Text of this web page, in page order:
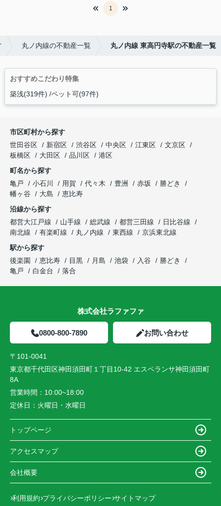
1
丸ノ内線の不動産一覧 丸ノ内線 東高円寺駅の不動産一覧
おすすめこだわり特集
築浅(319件) ペット可(97件)
市区町村から探す
世田谷区
新宿区 渋谷区 中央区 江東区
文京区
板橋区
大田区 品川区
港区
町名から探す
亀戸
小石川 用賀 代々木 豊洲 赤坂
勝どき
幡ヶ谷
大島
恵比寿
沿線から探す
都営大江戸線
山手線 総武線 都営三田線
日比谷線
南北線
有楽町線 丸ノ内線 東西線
京浜東北線
駅から探す
後楽園
恵比寿 目黒 月島 池袋 入谷
勝どき
亀戸
白金台 落合
株式会社ラファファ
0800-800-7890 お問い合わせ
〒101-0041
東京都千代田区神田須田町１丁目10-42 エスペランサ神田須田町
8A
営業時間： 10:00~18:00
定休日： 火曜日・水曜日
トップページ
アクセスマップ
会社概要
利用規約 プライバシーポリシー サイトマップ